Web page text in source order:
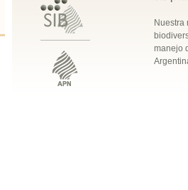
Nuestra
manejo